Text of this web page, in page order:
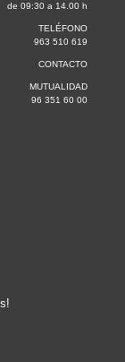
de 09:30 a 14.00 h
TELÉFONO
963 510 619
CONTACTO
MUTUALIDAD
96 351 60 00